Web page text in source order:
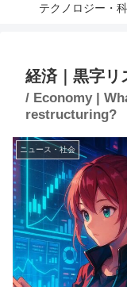
テクノロジー・
経済｜黒字リ
/ Economy |
restructuring?
ニュース・社会